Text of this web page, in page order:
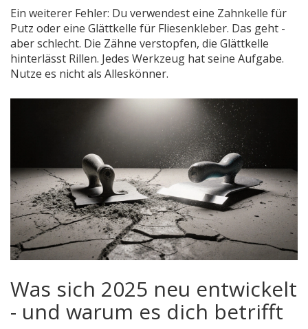
Ein weiterer Fehler: Du verwendest eine Zahnkelle für
Putz oder eine Glättkelle für Fliesenkleber. Das geht -
aber schlecht. Die Zähne verstopfen, die Glättkelle
hinterlässt Rillen. Jedes Werkzeug hat seine Aufgabe.
Nutze es nicht als Alleskönner.
Was sich 2025 neu entwickelt
- und warum es dich betrifft